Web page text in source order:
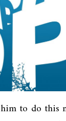
to do this